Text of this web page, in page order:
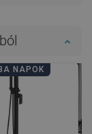
NAPOK